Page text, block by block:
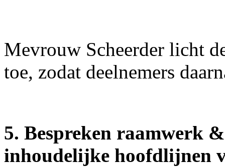
Mevrouw Scheerder licht
toe, zodat deelnemers
5. Bespreken raamwerk
inhoudelijke hoofdlijnen